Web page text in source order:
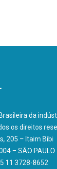
da
os direitos
205 – Itaim Bibi
– SÃO PAULO
11 3728-8652